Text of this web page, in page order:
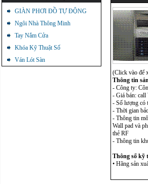
GIÀN PHƠI ĐỒ TỰ ĐỘNG
Ngôi Nhà Thông Minh
Tay Nắm Cửa
Khóa Kỹ Thuật Số
Ván Lót Sàn
(Click vào để
Thông tin
- Công ty:
- Giá bán:
- Số lượng có
- Thời gian
- Thông tin
Wall pad và
thẻ RF
- Thông tin
Thông số kỹ
• Hãng sản